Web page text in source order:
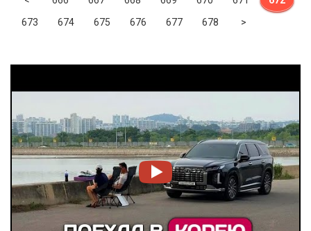
673
674 675 676 677 678 >